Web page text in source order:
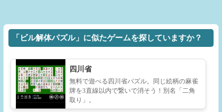
「ビル解体パズル」に似たゲームを探していますか？
四川省
無料で遊べる四川省パズル。同じ絵柄の麻雀
牌を3直線以内で繋いで消そう！別名「二角
取り」。